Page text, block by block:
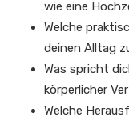
wie eine
Welche
deinen Alltag
Was spricht
körperlicher
Welche